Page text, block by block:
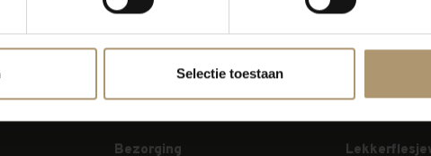
Selectie toestaan
Bezorging